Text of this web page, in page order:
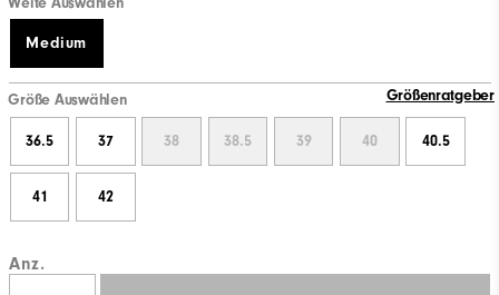
Medium
Größe Auswählen Größenratgeber
36.5 37 38 38.5 39 40 40.5
41 42
Anz.